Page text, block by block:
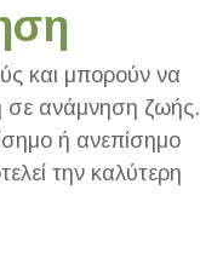
και μπορούν να
σε ανάμνηση ζωής.
ή ανεπίσημο
την καλύτερη